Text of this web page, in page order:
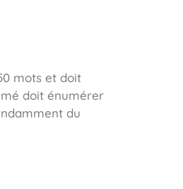
mots et doit
doit énumérer
du